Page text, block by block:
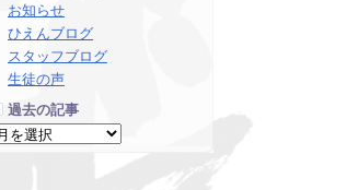
お知らせ
ひえんブログ
スタッフブログ
生徒の声
過去の記事